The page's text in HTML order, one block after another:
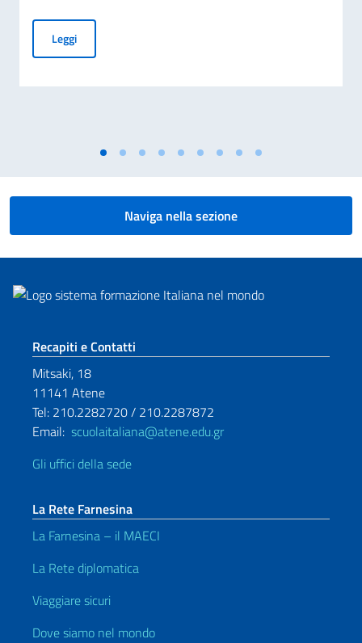
LeggiCalendario scolastico 2026/2027
Naviga nella sezione
Sezione footer
Recapiti e Contatti
Mitsaki, 18
11141 Atene
Tel: 210.2282720 / 210.2287872
Email: scuolaitaliana@atene.edu.gr
Gli uffici della sede
La Rete Farnesina
La Farnesina – il MAECI
La Rete diplomatica
Viaggiare sicuri
Dove siamo nel mondo